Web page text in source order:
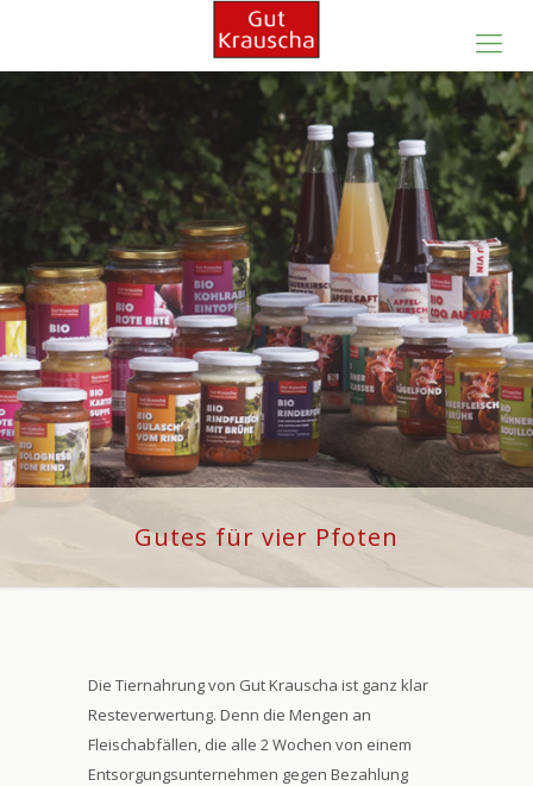
Gutes für vier Pfoten
Die Tiernahrung von Gut Krauscha ist ganz klar
Resteverwertung. Denn die Mengen an
Fleischabfällen, die alle 2 Wochen von einem
Entsorgungsunternehmen gegen Bezahlung